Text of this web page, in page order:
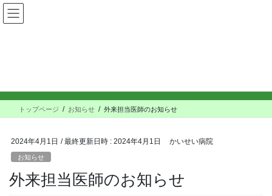
コ
ン
キ
プ
ナ
ビ
に
動
トップページ お知らせ 外来担当医師のお知らせ
2024年4月1日 / 最終更新日時 : 2024年4月1日 かいせい病院
お知らせ
外来担当医師のお知らせ